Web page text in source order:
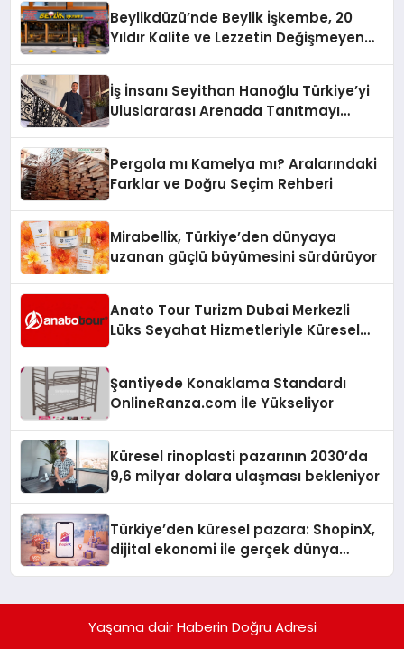
Beylikdüzü’nde Beylik İşkembe, 20
Yıldır Kalite ve Lezzetin Değişmeyen
İş İnsanı Seyithan Hanoğlu Türkiye’yi
Uluslararası Arenada Tanıtmayı
Pergola mı Kamelya mı? Aralarındaki
Farklar ve Doğru Seçim Rehberi
Mirabellix, Türkiye’den dünyaya
uzanan güçlü büyümesini sürdürüyor
Anato Tour Turizm Dubai Merkezli
Lüks Seyahat Hizmetleriyle Küresel
Şantiyede Konaklama Standardı
OnlineRanza.com İle Yükseliyor
Küresel rinoplasti pazarının 2030’da
9,6 milyar dolara ulaşması bekleniyor
Türkiye’den küresel pazara: ShopinX,
dijital ekonomi ile gerçek dünya
Yaşama dair Haberin Doğru Adresi